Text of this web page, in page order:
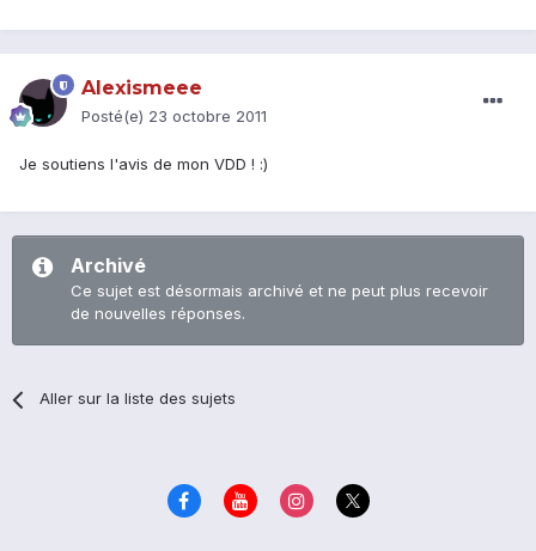
Alexismeee
Posté(e) 23 octobre 2011
Je soutiens l'avis de mon VDD ! :)
Archivé
Ce sujet est désormais archivé et ne peut plus recevoir
de nouvelles réponses.
Aller sur la liste des sujets